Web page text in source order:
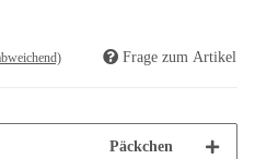
Frage zum Artikel
Päckchen